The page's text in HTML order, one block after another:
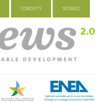
CONTATTI STORICO